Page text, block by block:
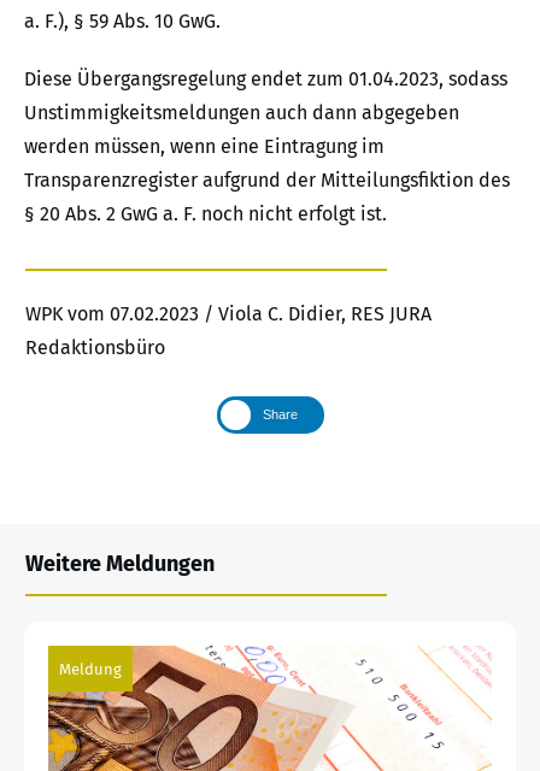
a. F.), § 59 Abs. 10 GwG.
Diese Übergangsregelung endet zum 01.04.2023, sodass
Unstimmigkeitsmeldungen auch dann abgegeben
werden müssen, wenn eine Eintragung im
Transparenzregister aufgrund der Mitteilungsfiktion des
§ 20 Abs. 2 GwG a. F. noch nicht erfolgt ist.
WPK vom 07.02.2023 / Viola C. Didier, RES JURA
Redaktionsbüro
Share
Weitere Meldungen
Meldung